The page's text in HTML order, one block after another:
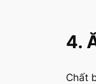
4.
Chất